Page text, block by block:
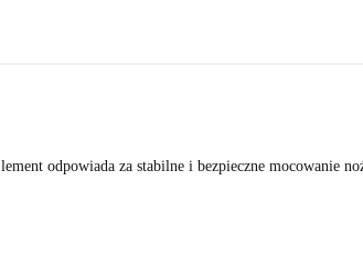
odpowiada za stabilne i bezpieczne mocowanie